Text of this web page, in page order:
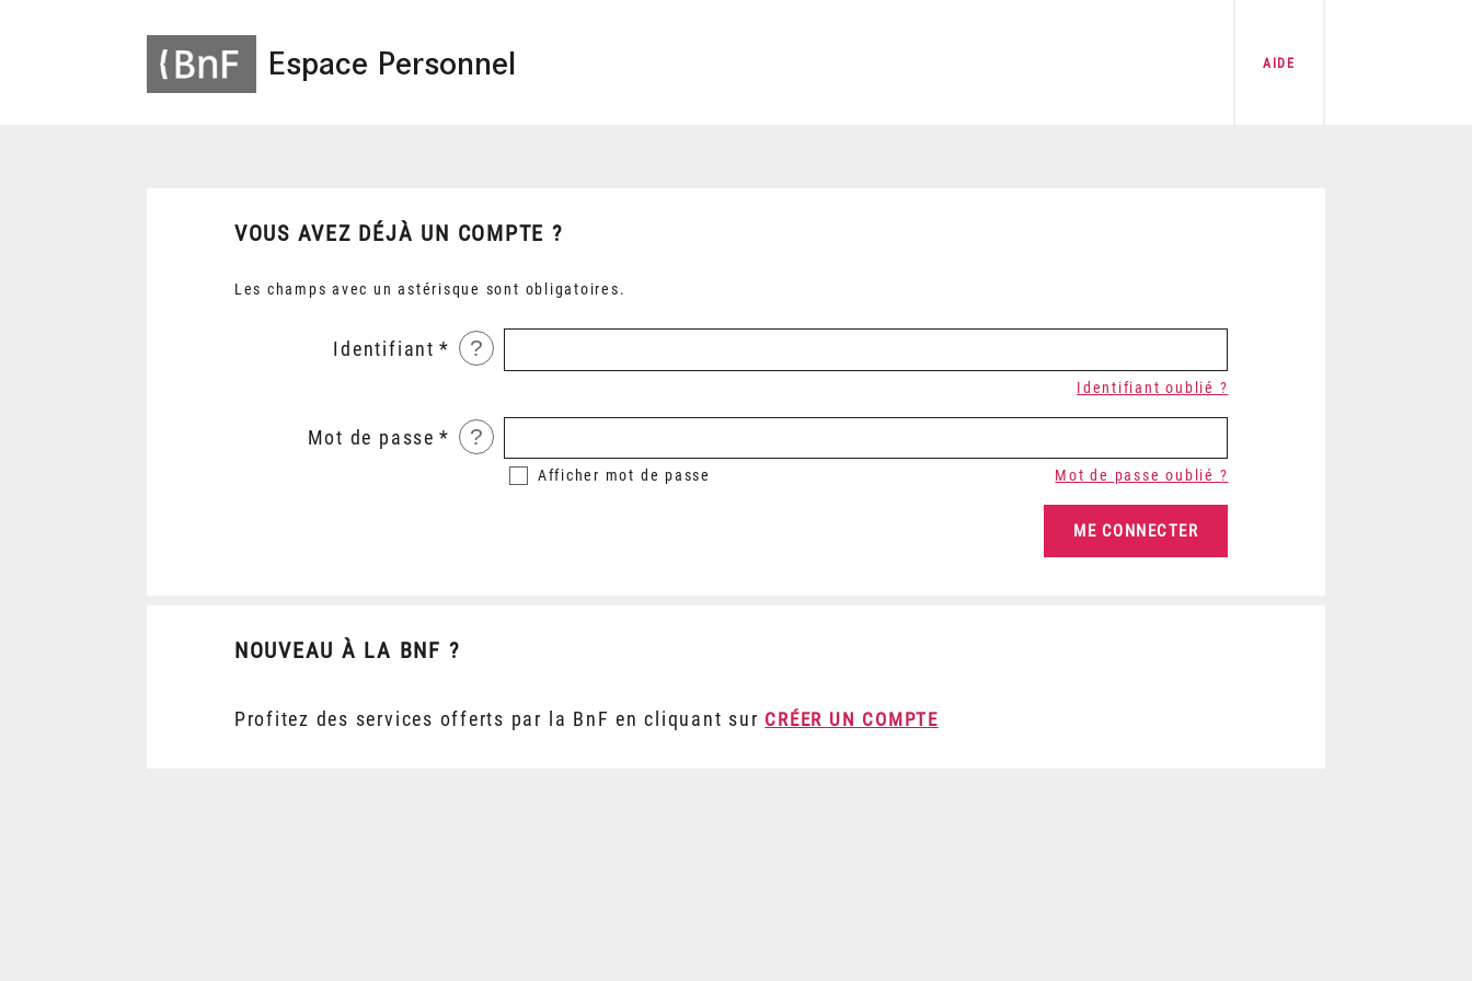
Espace Personnel AIDE
VOUS AVEZ DÉJÀ UN COMPTE ?
Les champs avec un astérisque sont obligatoires.
Identifiant ?
Identifiant oublié ?
Mot de passe ?
Afficher mot de passe Mot de passe oublié ?
NOUVEAU À LA BNF ?
Profitez des services offerts par la BnF en cliquant sur CRÉER UN COMPTE